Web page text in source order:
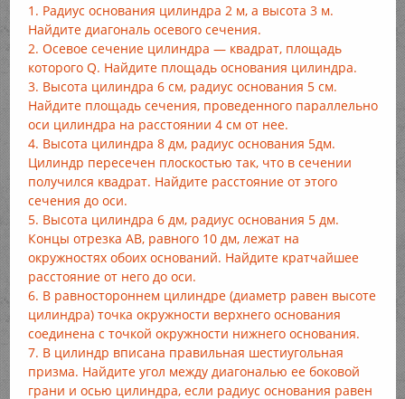
1. Радиус основания цилиндра 2 м, а высота 3 м.
Найдите диагональ осевого сечения.
2. Осевое сечение цилиндра — квадрат, площадь
которого Q. Найдите площадь основания цилиндра.
3. Высота цилиндра 6 см, радиус основания 5 см.
Найдите площадь сечения, проведенного параллельно
оси цилиндра на расстоянии 4 см от нее.
4. Высота цилиндра 8 дм, радиус основания 5дм.
Цилиндр пересечен плоскостью так, что в сечении
получился квадрат. Найдите расстояние от этого
сечения до оси.
5. Высота цилиндра 6 дм, радиус основания 5 дм.
Концы отрезка АВ, равного 10 дм, лежат на
окружностях обоих оснований. Найдите кратчайшее
расстояние от него до оси.
6. В равностороннем цилиндре (диаметр равен высоте
цилиндра) точка окружности верхнего основания
соединена с точкой окружности нижнего основания.
7. В цилиндр вписана правильная шестиугольная
призма. Найдите угол между диагональю ее боковой
грани и осью цилиндра, если радиус основания равен